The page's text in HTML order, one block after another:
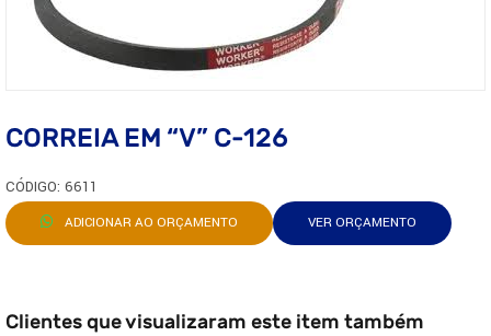
CORREIA EM “V” C-126
CÓDIGO: 6611
ADICIONAR AO ORÇAMENTO VER ORÇAMENTO
Clientes que visualizaram este item também